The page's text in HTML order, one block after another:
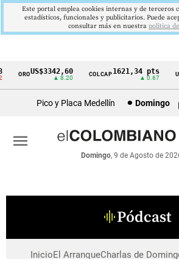
Cintillo
económicos
Colombia
OROUS$3342,60
▲ 8.20
COLCAP1621,34 pts
▲ 0.67
Pico y Placa Medellín Domingo
Domingo, 9 de Agosto de
menu
graphic_eqPódcast
InicioEl ArranqueCharlas de
Este portal emplea cookies internas y de terceros
estadísticos, funcionales y publicitarios. Puede
consultar más en nuestra politica